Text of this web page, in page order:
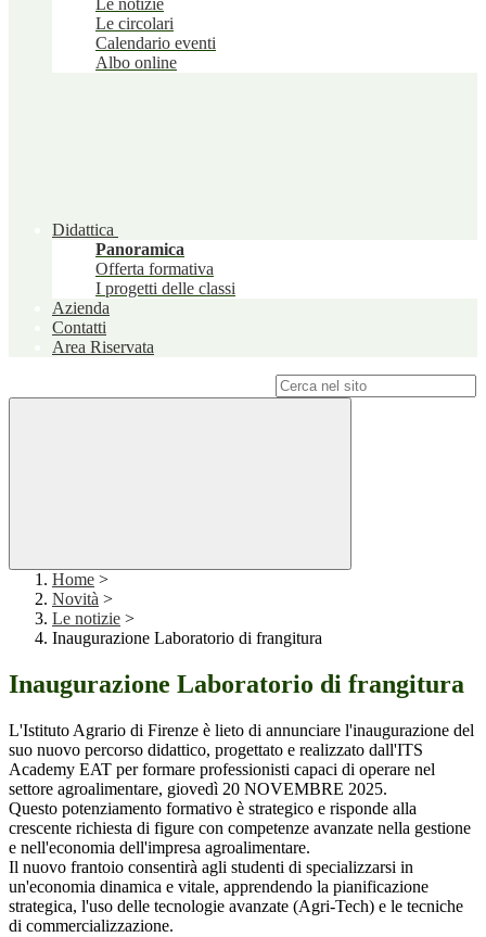
Le notizie
Le circolari
Calendario eventi
Albo online
Didattica
Panoramica
Offerta formativa
I progetti delle classi
Azienda
Contatti
Area Riservata
Home >
Novità >
Le notizie >
Inaugurazione Laboratorio di frangitura
Inaugurazione Laboratorio di frangitura
L'Istituto Agrario di Firenze è lieto di annunciare l'inaugurazione del
suo nuovo percorso didattico, progettato e realizzato dall'ITS
Academy EAT per formare professionisti capaci di operare nel
settore agroalimentare, giovedì 20 NOVEMBRE 2025.
Questo potenziamento formativo è strategico e risponde alla
crescente richiesta di figure con competenze avanzate nella gestione
e nell'economia dell'impresa agroalimentare.
Il nuovo frantoio consentirà agli studenti di specializzarsi in
un'economia dinamica e vitale, apprendendo la pianificazione
strategica, l'uso delle tecnologie avanzate (Agri-Tech) e le tecniche
di commercializzazione.